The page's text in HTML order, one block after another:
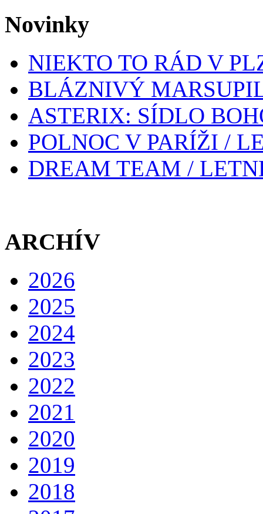
Novinky
NIEKTO TO RÁD V
BLÁZNIVÝ
ASTERIX: SÍDLO
POLNOC V PARÍŽI /
DREAM TEAM /
ARCHÍV
2026
2025
2024
2023
2022
2021
2020
2019
2018